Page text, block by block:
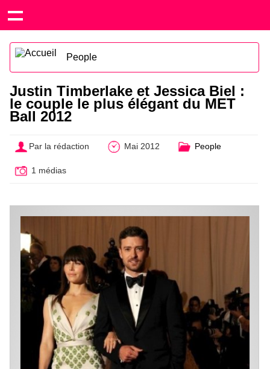
People
Justin Timberlake et Jessica Biel :
le couple le plus élégant du MET
Ball 2012
Par la rédaction Mai 2012 People
1 médias